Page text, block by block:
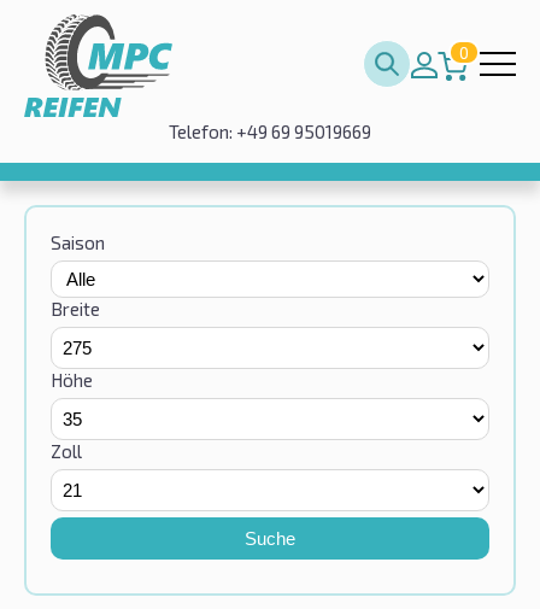
0
Telefon: +49 69 95019669
Saison
Breite
Höhe
Zoll
Suche